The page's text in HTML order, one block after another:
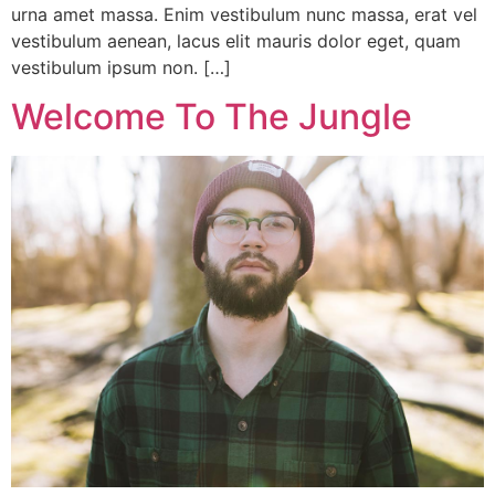
urna amet massa. Enim vestibulum nunc massa, erat vel
vestibulum aenean, lacus elit mauris dolor eget, quam
vestibulum ipsum non. […]
Welcome To The Jungle